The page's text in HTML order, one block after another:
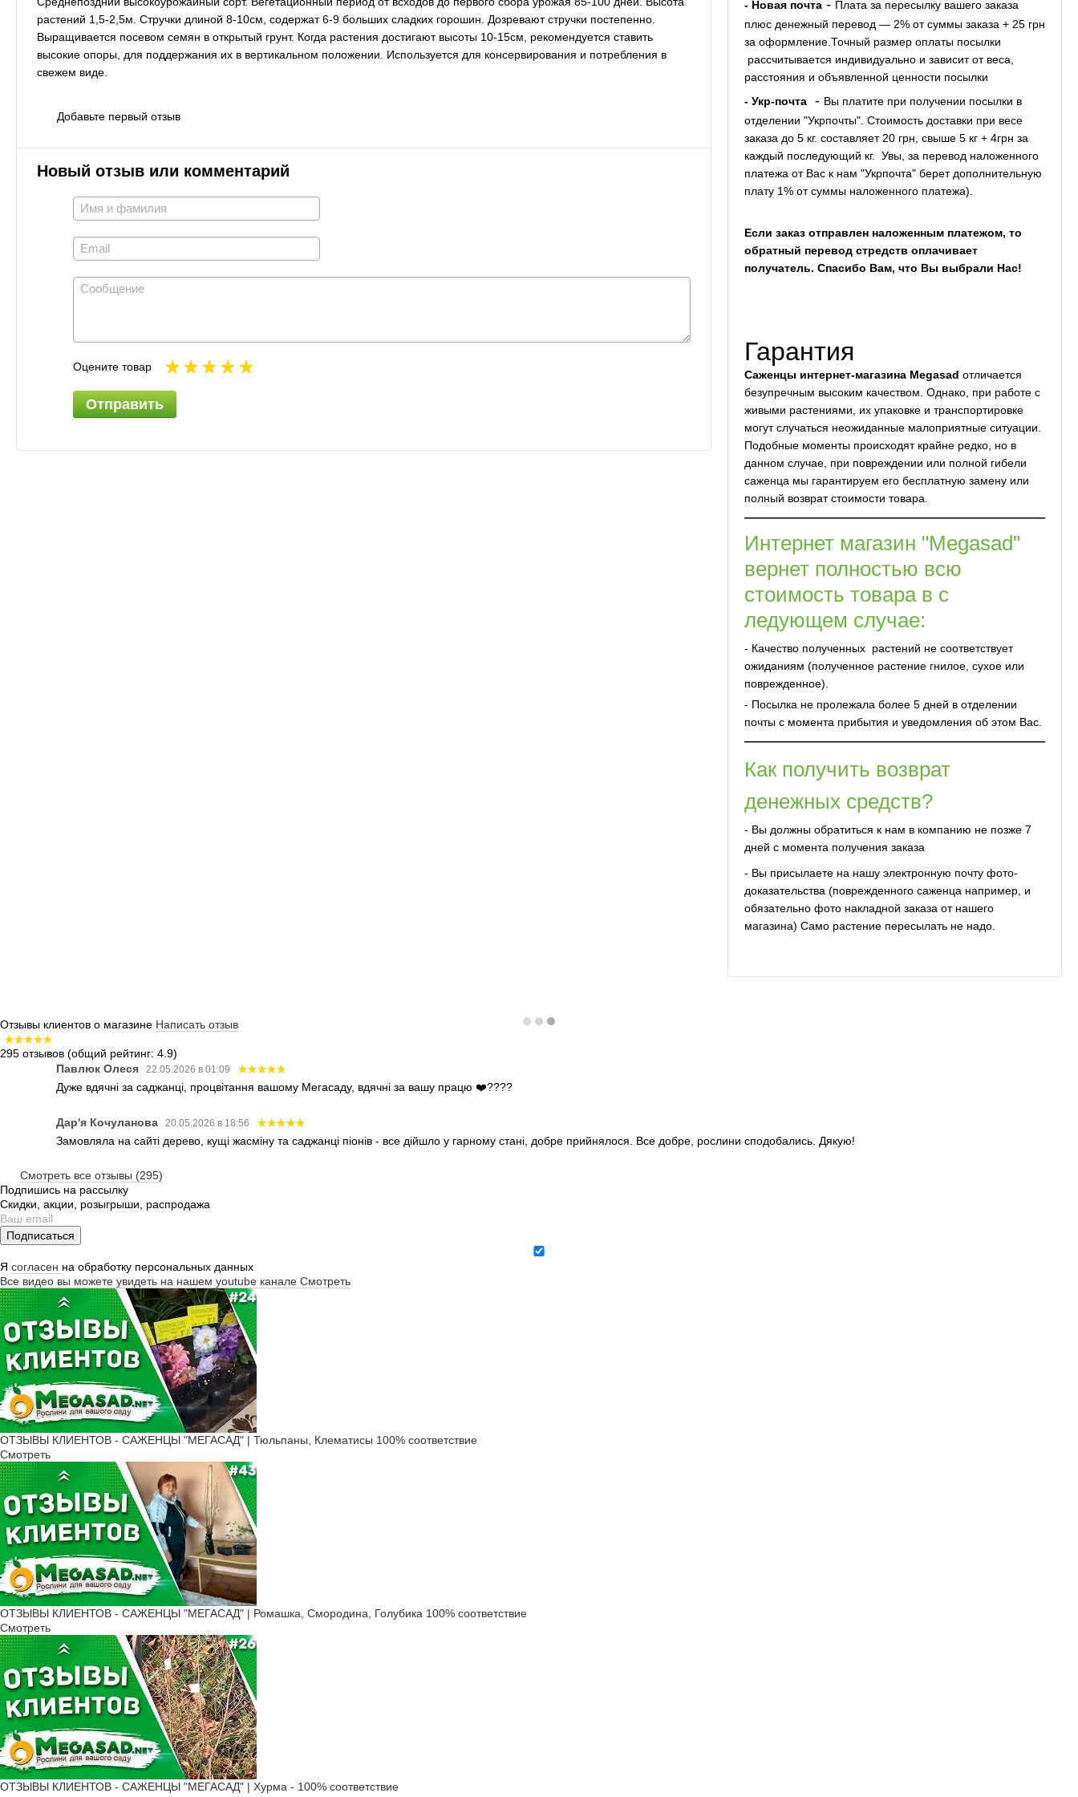
растений 1,5-2,5м. Стручки длиной 8-10см, содержат 6-9 больших сладких горошин. Дозревают стручки постепенно.
Выращивается посевом семян в открытый грунт. Когда растения достигают высоты 10-15см, рекомендуется ставить
высокие опоры, для поддержания их в вертикальном положении. Используется для консервирования и потребления в
свежем виде.
Добавьте первый отзыв
Новый отзыв или комментарий
Оцените товар
Отправить
- Новая почта- Плата за пересылку вашего заказа
плюс денежный перевод — 2% от суммы заказа + 25 грн
за оформление.Точный размер оплаты посылки
рассчитывается индивидуально и зависит от веса,
расстояния и объявленной ценности посылки
- Укр-почта- Вы платите при получении посылки в
отделении "Укрпочты". Стоимость доставки при весе
заказа до 5 кг. составляет 20 грн, свыше 5 кг + 4грн за
каждый последующий кг. Увы, за перевод наложенного
платежа от Вас к нам "Укрпочта" берет дополнительную
плату 1% от суммы наложенного платежа).
Если заказ отправлен наложенным платежом, то
обратный перевод стредств оплачивает
получатель. Спасибо Вам, что Вы выбрали Нас!
Гарантия
Саженцы интернет-магазина Megasad отличается
безупречным высоким качеством. Однако, при работе с
живыми растениями, их упаковке и транспортировке
могут случаться неожиданные малоприятные ситуации.
Подобные моменты происходят крайне редко, но в
данном случае, при повреждении или полной гибели
саженца мы гарантируем его бесплатную замену или
полный возврат стоимости товара.
Интернет магазин "Megasad"
вернет полностью всю
стоимость товара в с
ледующем случае:
- Качество полученных растений не соответствует
ожиданиям (полученное растение гнилое, сухое или
поврежденное).
- Посылка не пролежала более 5 дней в отделении
почты с момента прибытия и уведомления об этом Вас.
Как получить возврат
денежных средств?
- Вы должны обратиться к нам в компанию не позже 7
дней с момента получения заказа
- Вы присылаете на нашу электронную почту фото-
доказательства (поврежденного саженца например, и
обязательно фото накладной заказа от нашего
магазина) Само растение пересылать не надо.
Отзывы клиентов о магазине Написать отзыв
295 отзывов (общий рейтинг: 4.9)
Павлюк Олеся
22.05.2026 в 01:09
Дуже вдячні за саджанці, процвітання вашому Мегасаду, вдячні за вашу працю ❤️????
Дар'я Кочуланова 20.05.2026 в 18:56
Замовляла на сайті дерево, кущі жасміну та саджанці піонів - все дійшло у гарному стані, добре прийнялося. Все добре, рослини сподобались. Дякую!
Смотреть все отзывы (295)
Подпишись на рассылку
Скидки, акции, розыгрыши, распродажа
Подписаться
Я согласен на обработку персональных данных
Все видео вы можете увидеть на нашем youtube канале Смотреть
ОТЗЫВЫ КЛИЕНТОВ - САЖЕНЦЫ "МЕГАСАД" | Тюльпаны, Клематисы 100% соответствие
Смотреть
ОТЗЫВЫ КЛИЕНТОВ - САЖЕНЦЫ "МЕГАСАД" | Ромашка, Смородина, Голубика 100% соответствие
Смотреть
ОТЗЫВЫ КЛИЕНТОВ - САЖЕНЦЫ "МЕГАСАД" | Хурма - 100% соответствие